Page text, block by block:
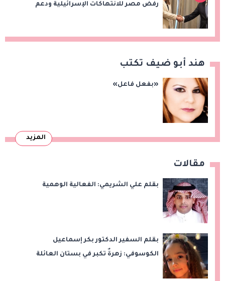
رفض مصر للانتهاكات الإسرائيلية ودعم
هند أبو ضيف تكتب
«بفعل فاعل»
المزيد
مقالات
بقلم علي الشريمي: الفعالية الوهمية
بقلم السفير الدكتور بكر إسماعيل
الكوسوفي: زهرةٌ تكبر في بستان العائلة